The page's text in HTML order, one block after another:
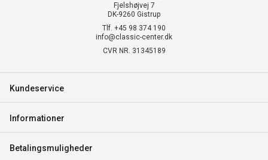
Fjelshøjvej 7
DK-9260 Gistrup
Tlf. +45 98 374 190
info@classic-center.dk
CVR NR. 31345189
Kundeservice
Informationer
Betalingsmuligheder